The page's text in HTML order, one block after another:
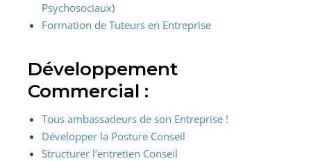
Psychosociaux)
Formation de Tuteurs en Entreprise
Développement
Commercial :
Tous ambassadeurs de son Entreprise !
Développer la Posture Conseil
Structurer l’entretien Conseil